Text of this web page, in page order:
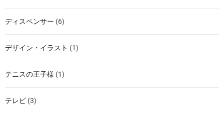
ディスペンサー (6)
デザイン・イラスト (1)
テニスの王子様 (1)
テレビ (3)